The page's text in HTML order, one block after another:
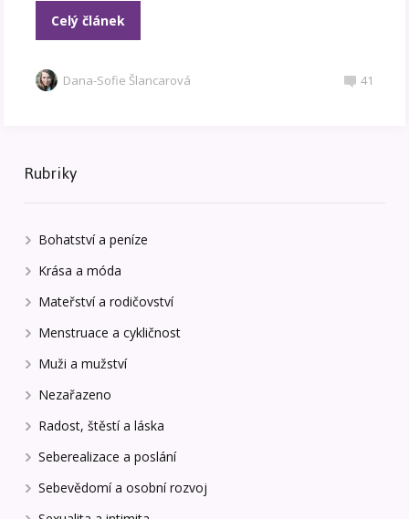
Celý článek
Dana-Sofie Šlancarová 41
Rubriky
Bohatství a peníze
Krása a móda
Mateřství a rodičovství
Menstruace a cykličnost
Muži a mužství
Nezařazeno
Radost, štěstí a láska
Seberealizace a poslání
Sebevědomí a osobní rozvoj